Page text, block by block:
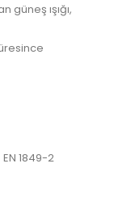
güneş ışığı,
EN 1849-2